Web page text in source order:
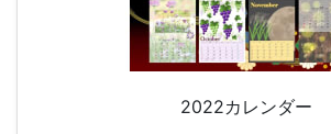
2022カレンダー